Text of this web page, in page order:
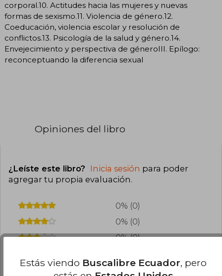
corporal.10. Actitudes hacia las mujeres y nuevas
formas de sexismo.11. Violencia de género.12.
Coeducación, violencia escolar y resolución de
conflictos.13. Psicología de la salud y género.14.
Envejecimiento y perspectiva de géneroIII. Epílogo:
reconceptuando la diferencia sexual
Opiniones del libro
¿Leíste este libro? Inicia sesión para poder
agregar tu propia evaluación.
0% (0)
0% (0)
0% (0)
0% (0)
Estás viendo Buscalibre Ecuador, pero